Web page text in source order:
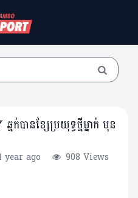
បានខ្សែប្រយុទ្ធថ្មីម្នាក់ មុន
year ago
908 Views